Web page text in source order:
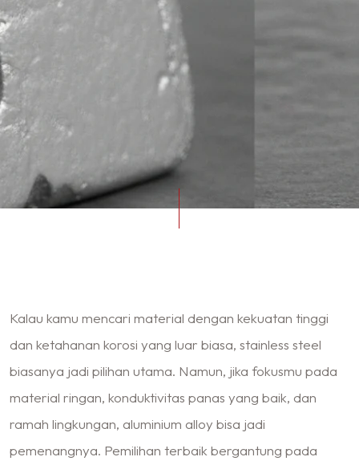
Kalau kamu mencari material dengan kekuatan tinggi
dan ketahanan korosi yang luar biasa, stainless steel
biasanya jadi pilihan utama. Namun, jika fokusmu pada
material ringan, konduktivitas panas yang baik, dan
ramah lingkungan, aluminium alloy bisa jadi
pemenangnya. Pemilihan terbaik bergantung pada